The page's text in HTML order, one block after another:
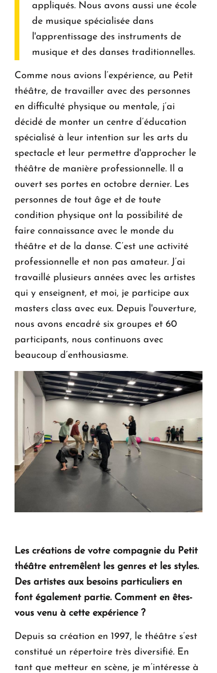
appliqués. Nous avons aussi une école
de musique spécialisée dans
l'apprentissage des instruments de
musique et des danses traditionnelles.
Comme nous avions l’expérience, au Petit
théâtre, de travailler avec des personnes
en difficulté physique ou mentale, j’ai
décidé de monter un centre d’éducation
spécialisé à leur intention sur les arts du
spectacle et leur permettre d'approcher le
théâtre de manière professionnelle. Il a
ouvert ses portes en octobre dernier. Les
personnes de tout âge et de toute
condition physique ont la possibilité de
faire connaissance avec le monde du
théâtre et de la danse. C’est une activité
professionnelle et non pas amateur. J’ai
travaillé plusieurs années avec les artistes
qui y enseignent, et moi, je participe aux
masters class avec eux. Depuis l'ouverture,
nous avons encadré six groupes et 60
participants, nous continuons avec
beaucoup d’enthousiasme.
Les créations de votre compagnie du Petit
théâtre entremêlent les genres et les styles.
Des artistes aux besoins particuliers en
font également partie. Comment en êtes-
vous venu à cette expérience ?
Depuis sa création en 1997, le théâtre s’est
constitué un répertoire très diversifié. En
tant que metteur en scène, je m’intéresse à